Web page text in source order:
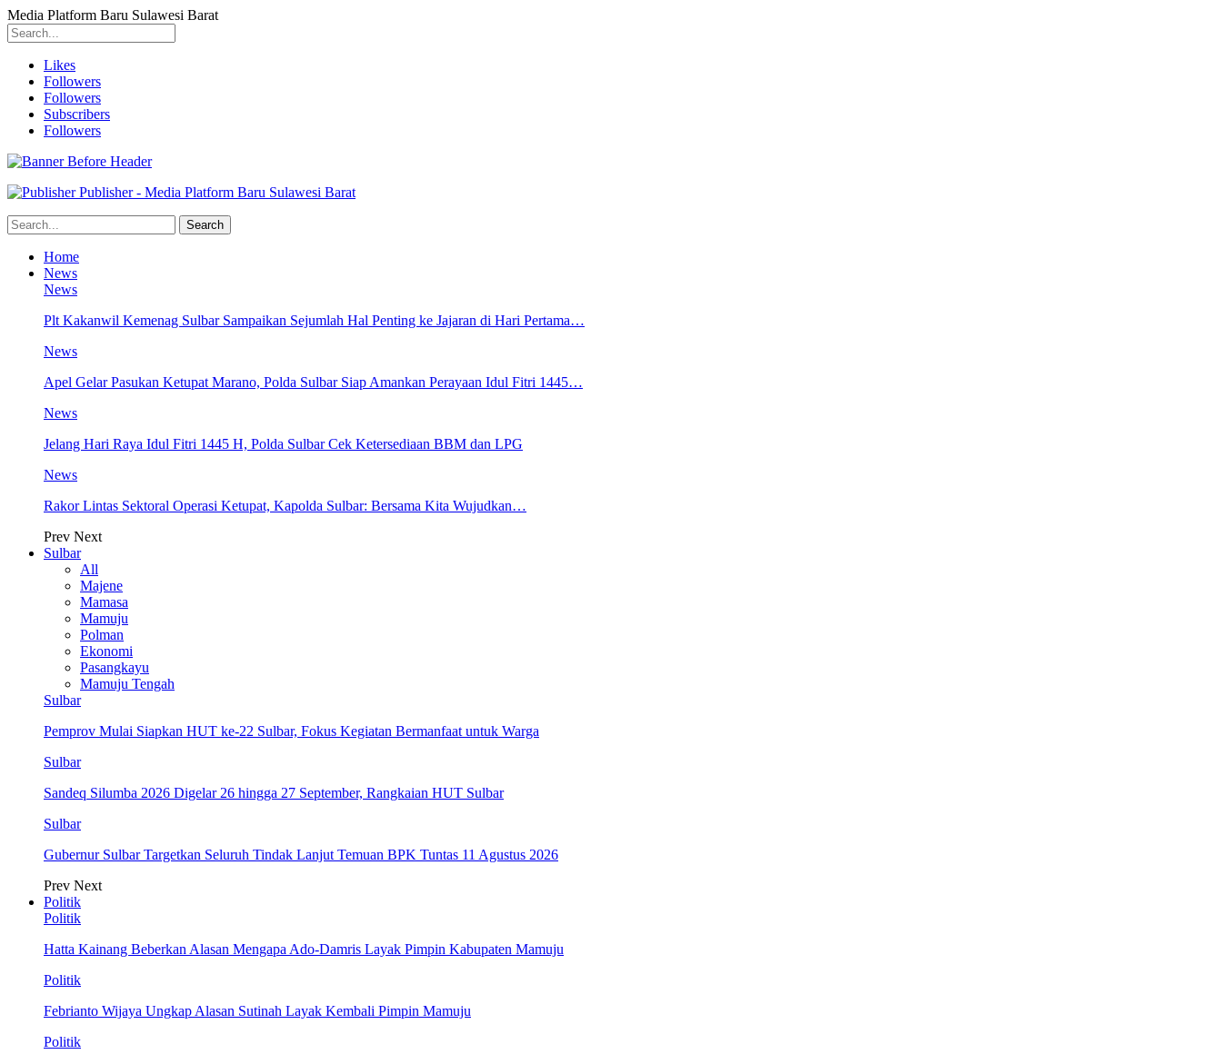
Media Platform Baru Sulawesi Barat
Likes
Followers
Followers
Subscribers
Followers
Publisher - Media Platform Baru Sulawesi Barat
Home
News
News
Plt Kakanwil Kemenag Sulbar Sampaikan Sejumlah Hal Penting ke Jajaran di Hari Pertama…
News
Apel Gelar Pasukan Ketupat Marano, Polda Sulbar Siap Amankan Perayaan Idul Fitri 1445…
News
Jelang Hari Raya Idul Fitri 1445 H, Polda Sulbar Cek Ketersediaan BBM dan LPG
News
Rakor Lintas Sektoral Operasi Ketupat, Kapolda Sulbar: Bersama Kita Wujudkan…
Prev Next
Sulbar
All
Majene
Mamasa
Mamuju
Polman
Ekonomi
Pasangkayu
Mamuju Tengah
Sulbar
Pemprov Mulai Siapkan HUT ke-22 Sulbar, Fokus Kegiatan Bermanfaat untuk Warga
Sulbar
Sandeq Silumba 2026 Digelar 26 hingga 27 September, Rangkaian HUT Sulbar
Sulbar
Gubernur Sulbar Targetkan Seluruh Tindak Lanjut Temuan BPK Tuntas 11 Agustus 2026
Prev Next
Politik
Politik
Hatta Kainang Beberkan Alasan Mengapa Ado-Damris Layak Pimpin Kabupaten Mamuju
Politik
Febrianto Wijaya Ungkap Alasan Sutinah Layak Kembali Pimpin Mamuju
Politik